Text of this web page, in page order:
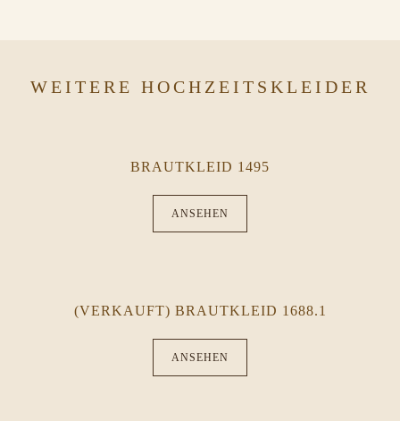
WEITERE HOCHZEITSKLEIDER
BRAUTKLEID 1495
ANSEHEN
(VERKAUFT) BRAUTKLEID 1688.1
ANSEHEN